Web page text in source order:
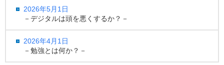
2026年5月1日
－デジタルは頭を悪くするか？－
2026年4月1日
－勉強とは何か？－